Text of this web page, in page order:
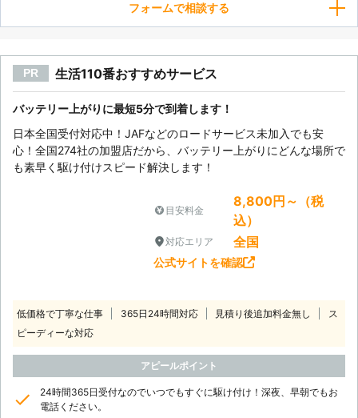
フォームで相談する
PR 生活110番おすすめサービス
バッテリー上がりに最短5分で到着します！
日本全国受付対応中！JAFなどのロードサービス未加入でも安
心！全国274社の加盟店だから、バッテリー上がりにどんな場所で
も素早く駆け付けスピード解決します！
目安料金
8,800円～（税
込）
対応エリア 全国
公式サイトを確認
低価格で丁寧な仕事 365日24時間対応 見積り後追加料金無し
ス
ピーディーな対応
アピールポイント
24時間365日受付なのでいつでもすぐに駆け付け！深夜、早朝でもお
電話ください。